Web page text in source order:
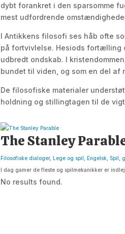
dybt forankret i den sparsomme
mest udfordrende
I Antikkens filosofi ses håb ofte
på fortvivlelse. Hesiods fortælling
udbredt ondskab. I
bundet til viden, og som en del af
De filosofiske materialer
holdning og stillingtagen til de
The Stanley
Filosofiske dialoger, Lege og spil Engelsk Spil,
I dag gamer de fleste og spilmekanikker er
No results found.